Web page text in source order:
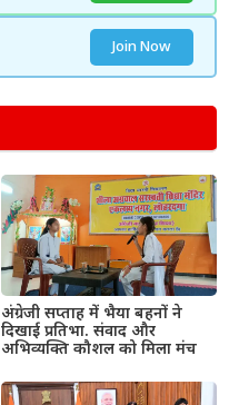
Join Now
अंग्रेजी सप्ताह में भैया बहनों ने
दिखाई प्रतिभा. संवाद और
अभिव्यक्ति कौशल को मिला मंच